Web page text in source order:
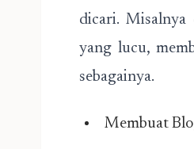
dicari. Misalnya
yang lucu,
sebagainya.
Membuat